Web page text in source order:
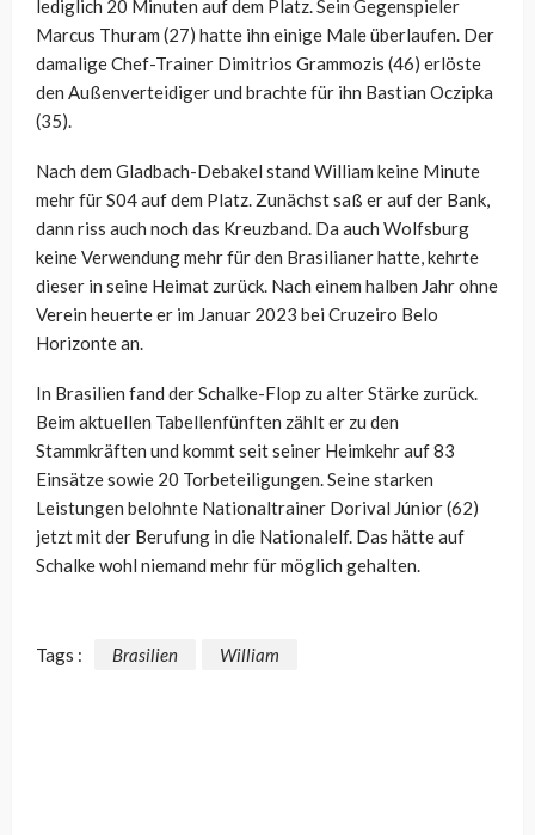
lediglich 20 Minuten auf dem Platz. Sein Gegenspieler
Marcus Thuram (27) hatte ihn einige Male überlaufen. Der
damalige Chef-Trainer Dimitrios Grammozis (46) erlöste
den Außenverteidiger und brachte für ihn Bastian Oczipka
(35).
Nach dem Gladbach-Debakel stand William keine Minute
mehr für S04 auf dem Platz. Zunächst saß er auf der Bank,
dann riss auch noch das Kreuzband. Da auch Wolfsburg
keine Verwendung mehr für den Brasilianer hatte, kehrte
dieser in seine Heimat zurück. Nach einem halben Jahr ohne
Verein heuerte er im Januar 2023 bei Cruzeiro Belo
Horizonte an.
In Brasilien fand der Schalke-Flop zu alter Stärke zurück.
Beim aktuellen Tabellenfünften zählt er zu den
Stammkräften und kommt seit seiner Heimkehr auf 83
Einsätze sowie 20 Torbeteiligungen. Seine starken
Leistungen belohnte Nationaltrainer Dorival Júnior (62)
jetzt mit der Berufung in die Nationalelf. Das hätte auf
Schalke wohl niemand mehr für möglich gehalten.
Tags : Brasilien William